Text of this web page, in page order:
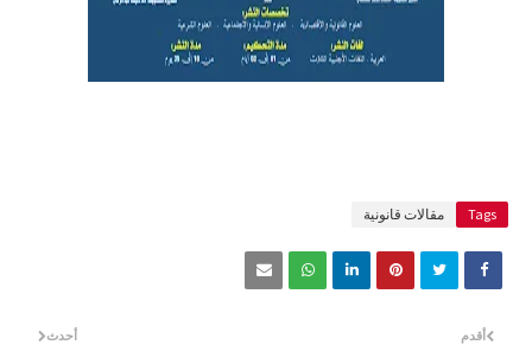
Tags مقالات قانونية
أحدث أقدم